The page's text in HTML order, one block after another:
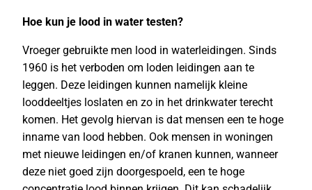
Hoe kun je lood in water testen?
Vroeger gebruikte men lood in waterleidingen. Sinds
1960 is het verboden om loden leidingen aan te
leggen. Deze leidingen kunnen namelijk kleine
looddeeltjes loslaten en zo in het drinkwater terecht
komen. Het gevolg hiervan is dat mensen een te hoge
inname van lood hebben. Ook mensen in woningen
met nieuwe leidingen en/of kranen kunnen, wanneer
deze niet goed zijn doorgespoeld, een te hoge